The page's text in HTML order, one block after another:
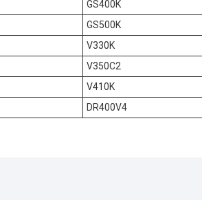
GS400K
GS500K
V330K
V350C2
V410K
DR400V4